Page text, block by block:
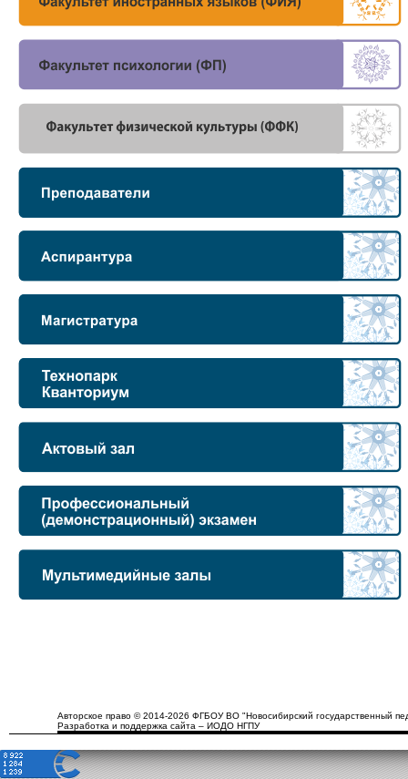
Авторское право © 2014-2026 ФГБОУ ВО "Новосибирский государственный
Разработка и поддержка сайта – ИОДО НГПУ